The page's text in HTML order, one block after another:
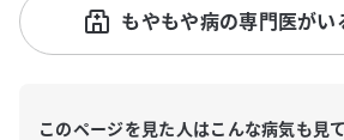
もやもや病の専門医がい
このページを見た人はこんな病気も見